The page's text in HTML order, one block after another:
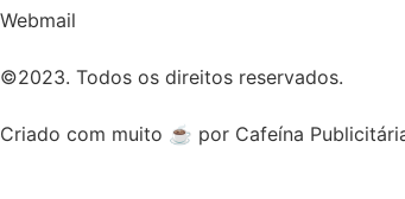
Webmail
©2023. Todos os direitos reservados.
Criado com muito ☕ por Cafeína